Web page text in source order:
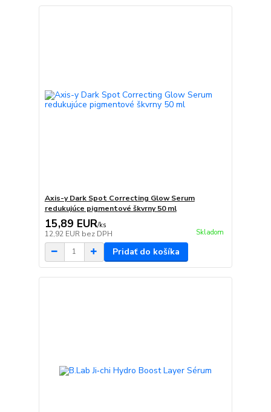
Axis-y Dark Spot Correcting Glow Serum
redukujúce pigmentové škvrny 50 ml
15,89 EUR/ks
12,92 EUR bez DPH Skladom
Pridať do košíka